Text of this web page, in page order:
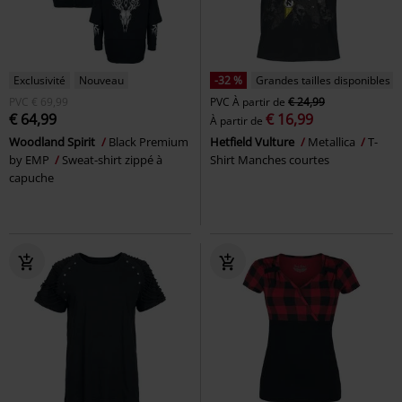
Exclusivité
Nouveau
PVC € 69,99
€ 64,99
Woodland Spirit
Black Premium
by EMP
Sweat-shirt zippé à
capuche
-32 %
Grandes tailles disponibles
PVC À partir de € 24,99
À partir de € 16,99
Hetfield Vulture Metallica
T-
Shirt Manches courtes